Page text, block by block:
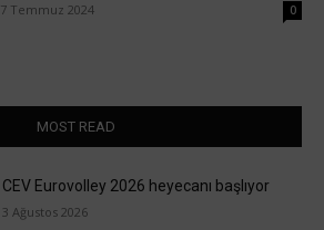
7 Temmuz 2024 0
MOST READ
CEV Eurovolley 2026 heyecanı başlıyor
3 Ağustos 2026